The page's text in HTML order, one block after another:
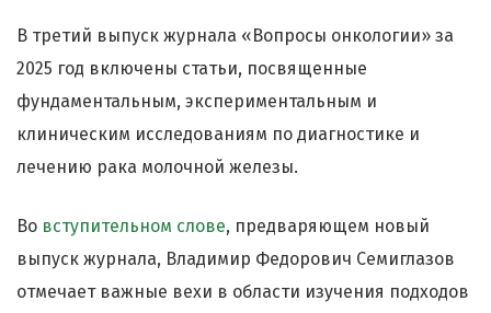
В третий выпуск журнала «Вопросы онкологии» за
2025 год включены статьи, посвященные
фундаментальным, экспериментальным и
клиническим исследованиям по диагностике и
лечению рака молочной железы.
Во вступительном слове, предваряющем новый
выпуск журнала, Владимир Федорович Семиглазов
отмечает важные вехи в области изучения подходов